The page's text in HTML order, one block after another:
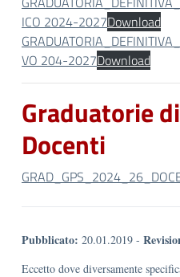
ICO 2024-2027Download
VO 204-2027Download
Graduatorie
Docenti
Pubblicato: 20.01.2019 -
Eccetto dove diversamente